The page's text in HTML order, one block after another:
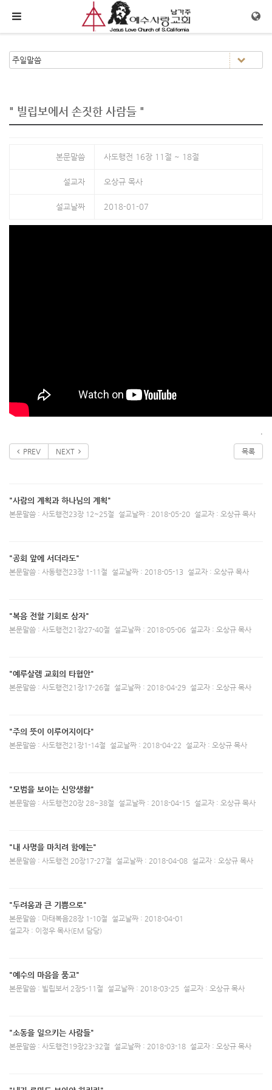
메뉴 건너뛰기
" 빌립보에서 손짓한 사람들 "
본문말씀 사도행전 16장 11절 ~ 18절
설교자 오상규 목사
설교날짜 2018-01-07
.
PREV NEXT 목록
"사람의 계획과 하나님의 계획"
본문말씀 : 사도행전23장 12~25절 설교날짜 : 2018-05-20 설교자 : 오상규 목사
"공회 앞에 서더라도"
본문말씀 : 사동행전23장 1-11절 설교날짜 : 2018-05-13 설교자 : 오상규 목사
"복음 전할 기회로 삼자"
본문말씀 : 사도행전21장27-40절 설교날짜 : 2018-05-06 설교자 : 오상규 목사
"예루살렘 교회의 타협안"
본문말씀 : 사도행전21장17-26절 설교날짜 : 2018-04-29 설교자 : 오상규 목사
"주의 뜻이 이루어지이다"
본문말씀 : 사도행전21장1-14절 설교날짜 : 2018-04-22 설교자 : 오상규 목사
"모범을 보이는 신앙생활"
본문말씀 : 사도행전20장 28~38절 설교날짜 : 2018-04-15 설교자 : 오상규 목사
"내 사명을 마치려 함에는"
본문말씀 : 사도행전 20장17-27절 설교날짜 : 2018-04-08 설교자 : 오상규 목사
"두려움과 큰 기쁨으로"
본문말씀 : 마태복음28장 1-10절
설교날짜 : 2018-04-01
설교자 : 이정우 목사(EM 담당)
"예수의 마음을 품고"
본문말씀 : 빌립보서 2장5-11절 설교날짜 : 2018-03-25 설교자 : 오상규 목사
"소동을 일으키는 사람들"
본문말씀 : 사도행전19장23-32절 설교날짜 : 2018-03-18 설교자 : 오상규 목사